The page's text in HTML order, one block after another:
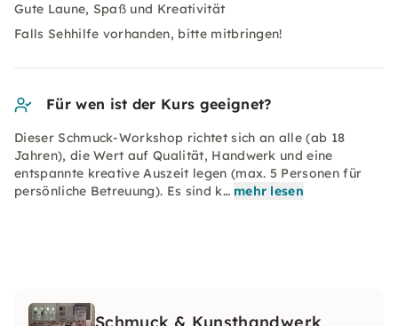
Gute Laune, Spaß und Kreativität
Falls Sehhilfe vorhanden, bitte mitbringen!
Für wen ist der Kurs geeignet?
Dieser Schmuck-Workshop richtet sich an alle (ab 18
Jahren), die Wert auf Qualität, Handwerk und eine
entspannte kreative Auszeit legen (max. 5 Personen für
persönliche Betreuung). Es sind k… mehr lesen